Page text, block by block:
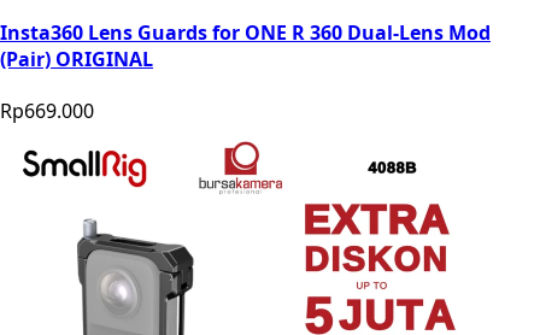
Insta360 Lens Guards for ONE R 360 Dual-Lens Mod
(Pair) ORIGINAL
Rp669.000